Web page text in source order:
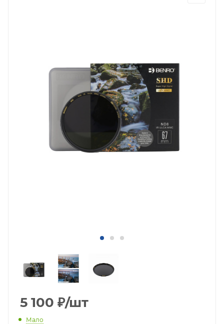
5 100 ₽/шт
Мало